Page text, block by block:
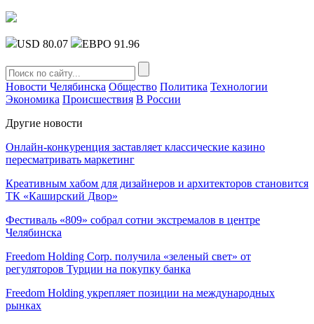
USD 80.07 ЕВРО 91.96
Новости Челябинска Общество Политика Технологии
Экономика Происшествия В России
Другие новости
Онлайн-конкуренция заставляет классические казино
пересматривать маркетинг
Креативным хабом для дизайнеров и архитекторов становится
ТК «Каширский Двор»
Фестиваль «809» собрал сотни экстремалов в центре
Челябинска
Freedom Holding Corp. получила «зеленый свет» от
регуляторов Турции на покупку банка
Freedom Holding укрепляет позиции на международных
рынках